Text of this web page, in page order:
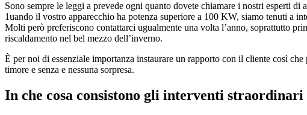
Sono sempre le leggi a prevede ogni quanto dovete chiamare i nostri esperti di
1uando il vostro apparecchio ha potenza superiore a 100 KW, siamo tenuti a
Molti però preferiscono contattarci ugualmente una volta l’anno, soprattutto
riscaldamento nel bel mezzo dell’inverno.
È per noi di essenziale importanza instaurare un rapporto con il cliente così
timore e senza e nessuna sorpresa.
In che cosa consistono gli interventi straordinari